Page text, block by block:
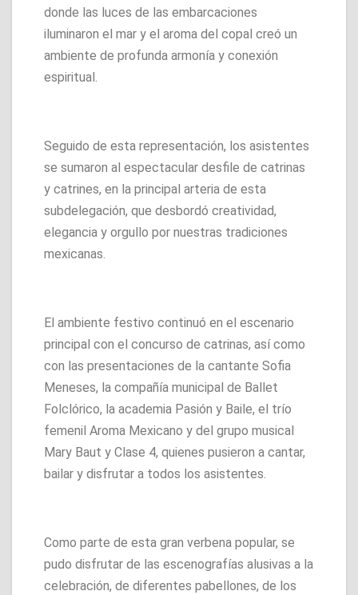
donde las luces de las embarcaciones
iluminaron el mar y el aroma del copal creó un
ambiente de profunda armonía y conexión
espiritual.
Seguido de esta representación, los asistentes
se sumaron al espectacular desfile de catrinas
y catrines, en la principal arteria de esta
subdelegación, que desbordó creatividad,
elegancia y orgullo por nuestras tradiciones
mexicanas.
El ambiente festivo continuó en el escenario
principal con el concurso de catrinas, así como
con las presentaciones de la cantante Sofia
Meneses, la compañía municipal de Ballet
Folclórico, la academia Pasión y Baile, el trío
femenil Aroma Mexicano y del grupo musical
Mary Baut y Clase 4, quienes pusieron a cantar,
bailar y disfrutar a todos los asistentes.
Como parte de esta gran verbena popular, se
pudo disfrutar de las escenografías alusivas a la
celebración, de diferentes pabellones, de los